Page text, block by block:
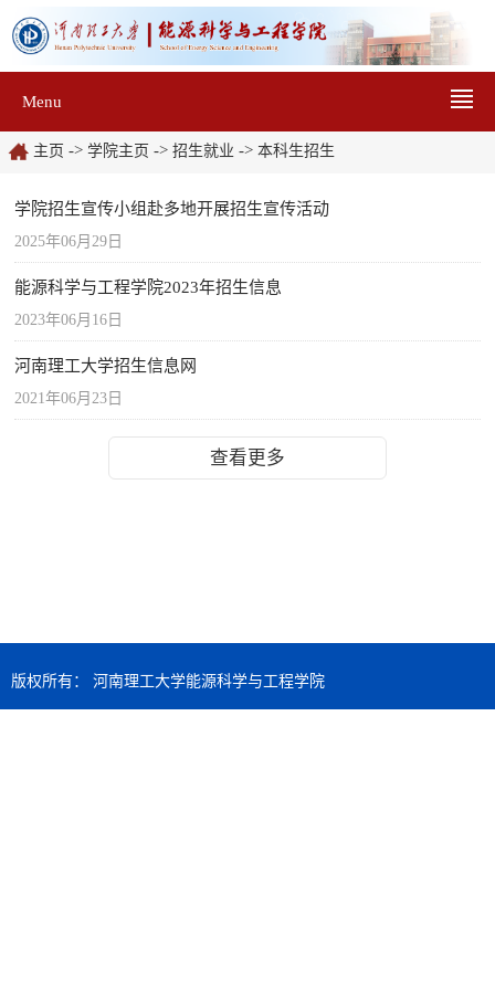
Menu
主页 -> 学院主页 -> 招生就业 -> 本科生招生
学院招生宣传小组赴多地开展招生宣传活动
2025年06月29日
能源科学与工程学院2023年招生信息
2023年06月16日
河南理工大学招生信息网
2021年06月23日
查看更多
版权所有： 河南理工大学能源科学与工程学院